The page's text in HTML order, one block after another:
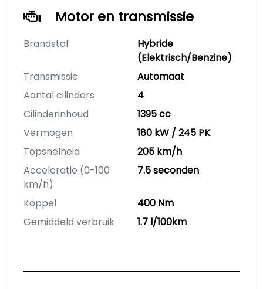
Motor en transmissie
Brandstof
Hybride
(Elektrisch/Benzine)
Transmissie
Automaat
Aantal cilinders
4
Cilinderinhoud
1395 cc
Vermogen
180 kW / 245 PK
Topsnelheid
205 km/h
Acceleratie (0-100
km/h)
7.5 seconden
Koppel
400 Nm
Gemiddeld verbruik
1.7 l/100km